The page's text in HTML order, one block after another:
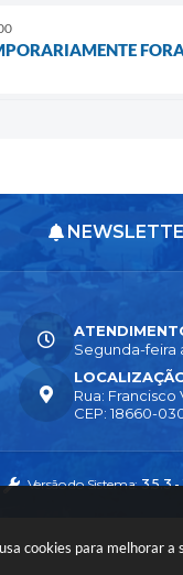
cookies para melhorar
Rua: Francisco
CEP: 18660-
Segunda-feira
Versão do Sistema:3.5.3